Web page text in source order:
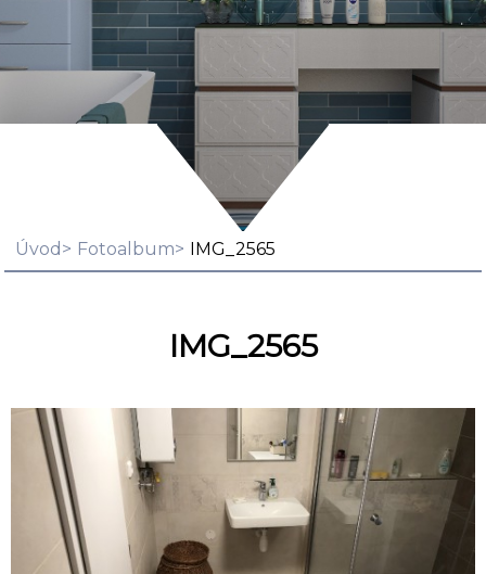
Úvod Fotoalbum IMG_2565
IMG_2565